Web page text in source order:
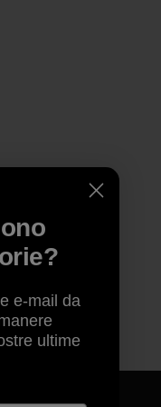
e-mail da
ultime